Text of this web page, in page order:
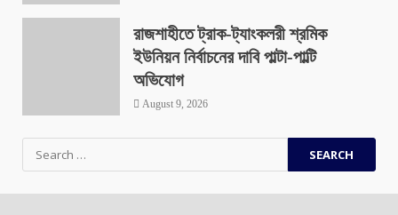
রাজশাহীতে ট্রাক-ট্যাংকলরী শ্রমিক
ইউনিয়ন নির্বাচনের দাবি পাল্টা-পাল্টি
অভিযোগ
August 9, 2026
for: